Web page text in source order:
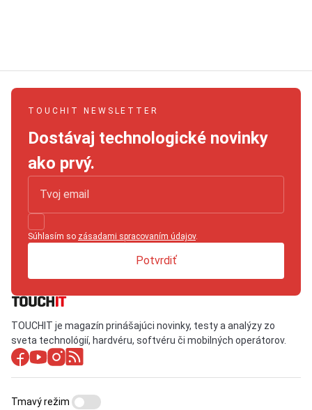
TOUCHIT NEWSLETTER
Dostávaj technologické novinky
ako prvý.
Súhlasím so zásadami spracovaním údajov.
Potvrdiť
TOUCHIT je magazín prinášajúci novinky, testy a analýzy zo
sveta technológií, hardvéru, softvéru či mobilných operátorov.
Tmavý režim